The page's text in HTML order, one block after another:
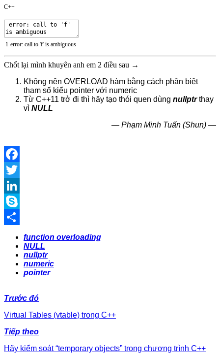
C++
1 error: call to 'f' is ambiguous
Chốt lại mình khuyên anh em 2 điều sau →
Không nên OVERLOAD hàm bằng cách phân biệt
tham số kiểu pointer với numeric
Từ C++11 trở đi thì hãy tạo thói quen dùng nullptr thay
vì NULL
— Phạm Minh Tuấn (Shun) —
Facebook
Twitter
LinkedIn
Skype
Share
function overloading
NULL
nullptr
numeric
pointer
Trước đó
Virtual Tables (vtable) trong C++
Tiếp theo
Hãy kiểm soát “temporary objects” trong chương trình C++